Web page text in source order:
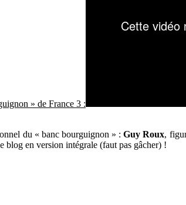
» de France 3 :
du « banc bourguignon » :Guy Roux,
blog en version intégrale (faut pas gâcher) !